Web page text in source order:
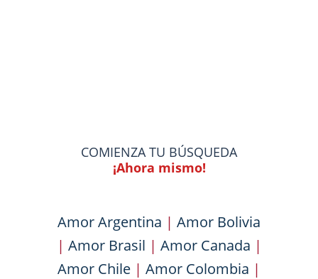
COMIENZA TU BÚSQUEDA
¡Ahora mismo!
Amor Argentina | Amor Bolivia
| Amor Brasil | Amor Canada |
Amor Chile | Amor Colombia |